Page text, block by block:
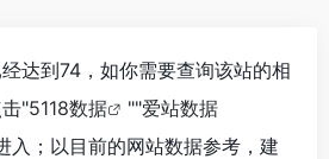
达到74，如你需要查询该站的相
"5118数据 ""爱站数据
入；以目前的网站数据参考，建